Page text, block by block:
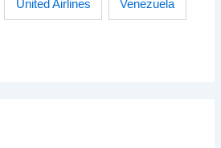
United Airlines Venezuela